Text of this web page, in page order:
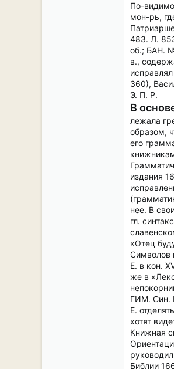
По-
мон-рь,
483. Л.
об.; БАН.
в.,
360),
Э. П. Р.
В
лежала
образом,
его
издания
нее. В
гл.
«Отец
Символов
Е. в кон.
же в
ГИМ. Син.
Е.
хотят
Книжная
Библии